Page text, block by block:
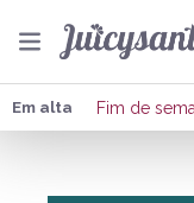
Em alta Fim de